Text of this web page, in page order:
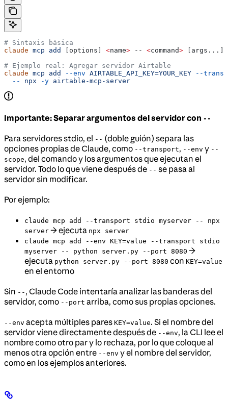
# Sintaxis básica
claude mcp add [options] <name> -- <command> [args...]
# Ejemplo real: Agregar servidor Airtable
claude mcp add --env AIRTABLE_API_KEY=YOUR_KEY --
  --
npx -y airtable-mcp-server
Importante: Separar argumentos del servidor con --
Para servidores stdio, el -- (doble guión) separa las
opciones propias de Claude, como --transport, --env y --
scope, del comando y los argumentos que ejecutan el
servidor. Todo lo que viene después de -- se pasa al
servidor sin modificar.
Por ejemplo:
claude mcp add --transport stdio myserver -- npx
server → ejecuta npx server
claude mcp add --env KEY=value --transport stdio
myserver -- python server.py --port 8080 →
ejecuta python server.py --port 8080 con KEY=value
en el entorno
Sin -- , Claude Code intentaría analizar las banderas del
servidor, como --port arriba, como sus propias opciones.
--env acepta múltiples pares KEY=value. Si el nombre del
servidor viene directamente después de --env, la CLI lee el
nombre como otro par y lo rechaza, por lo que coloque al
menos otra opción entre --env y el nombre del servidor,
como en los ejemplos anteriores.